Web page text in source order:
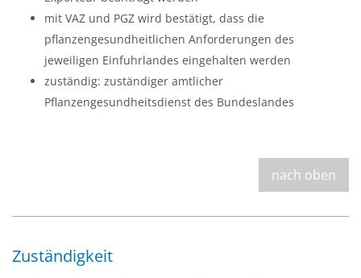
mit VAZ und PGZ wird bestätigt, dass die
pflanzengesundheitlichen Anforderungen des
jeweiligen Einfuhrlandes eingehalten werden
zuständig: zuständiger amtlicher
Pflanzengesundheitsdienst des Bundeslandes
nach oben
Zuständigkeit